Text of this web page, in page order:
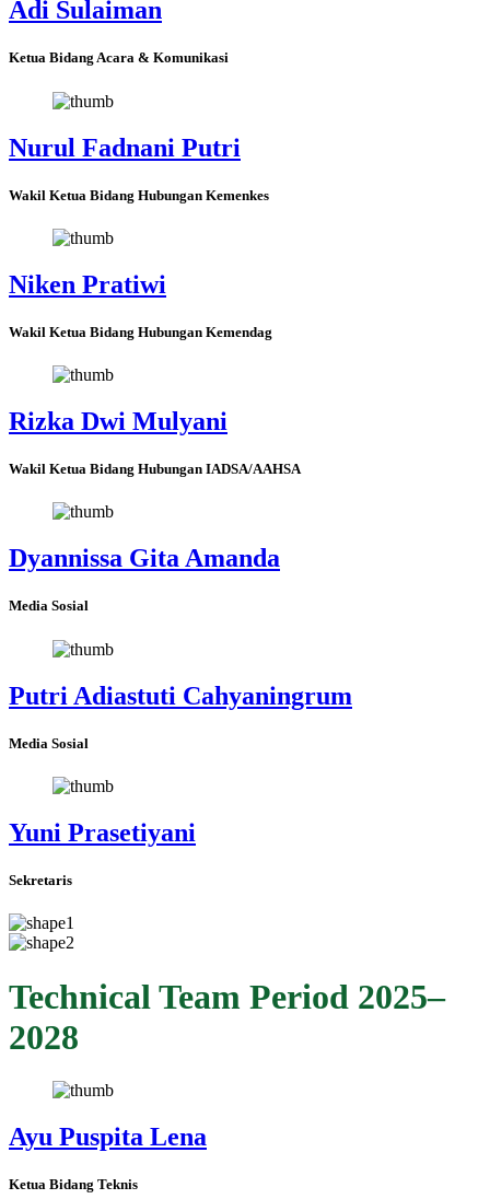
Adi Sulaiman
Ketua Bidang Acara & Komunikasi
Nurul Fadnani Putri
Wakil Ketua Bidang Hubungan Kemenkes
Niken Pratiwi
Wakil Ketua Bidang Hubungan Kemendag
Rizka Dwi Mulyani
Wakil Ketua Bidang Hubungan IADSA/AAHSA
Dyannissa Gita Amanda
Media Sosial
Putri Adiastuti Cahyaningrum
Media Sosial
Yuni Prasetiyani
Sekretaris
Technical Team Period 2025–
2028
Ayu Puspita Lena
Ketua Bidang Teknis